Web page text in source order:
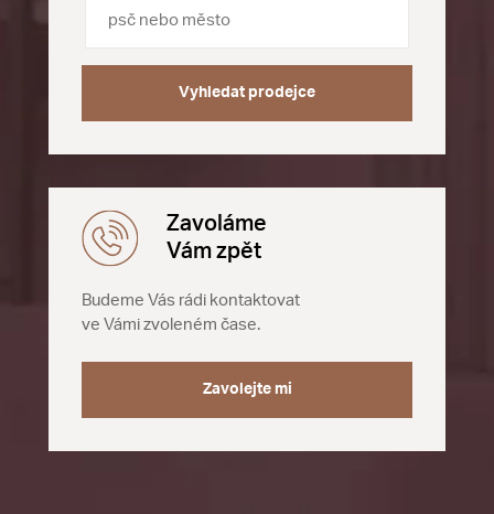
Vyhledat prodejce
Zavoláme
Vám zpět
Budeme Vás rádi kontaktovat
ve Vámi zvoleném čase.
Zavolejte mi